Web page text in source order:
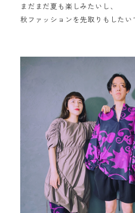
まだまだ夏も楽しみたいし、
秋ファッションを先取りもしたい